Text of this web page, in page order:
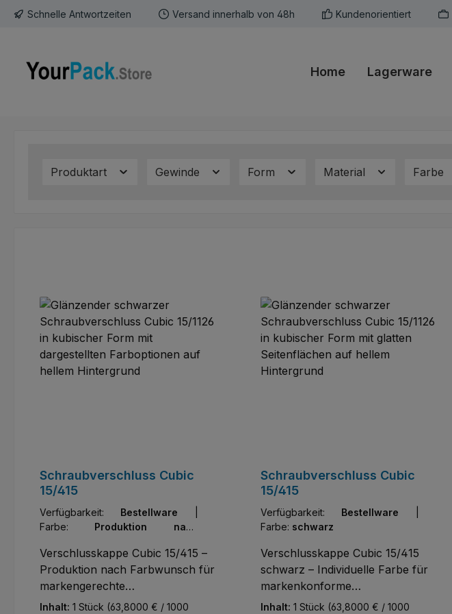
Hauptinhalt springen
Zur Suche springen
Zur Hauptnavigation springen
Schnelle Antwortzeiten Versand innerhalb von 48h Kundenorientiert
Home Lagerware
Produktart Gewinde Form Material Farbe
Schraubverschluss Cubic
15/415
Verfügbarkeit: Bestellware
Farbe: Produktion nach
Verschlusskappe Cubic 15/415 –
Produktion nach Farbwunsch für
markengerechte
Nagellackverpackungen
Inhalt: 1 Stück (63,8000 € / 1000
Schraubverschluss Cubic
15/415
Verfügbarkeit: Bestellware
Farbe: schwarz
Verschlusskappe Cubic 15/415
schwarz – Individuelle Farbe für
markenkonforme
Nagellackverpackung Design trifft
Inhalt: 1 Stück (63,8000 € / 1000